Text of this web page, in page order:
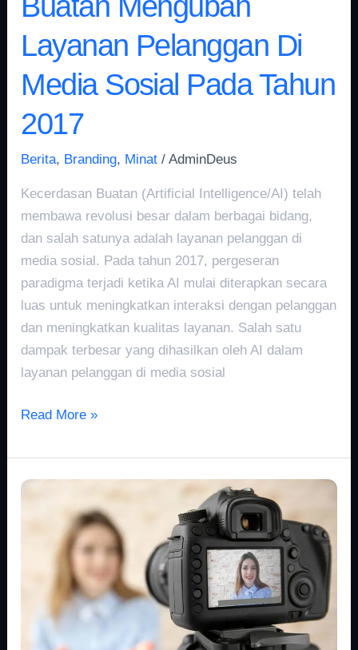
Layanan Pelanggan Di
Media Sosial Pada Tahun
2017
Berita, Branding, Minat /AdminDeus
Kecerdasan Buatan (Artificial Intelligence/AI) telah
membawa revolusi besar dalam berbagai bidang,
dan salah satunya adalah layanan pelanggan di
media sosial. Pada tahun 2017, pergeseran
paradigma terjadi ketika AI mulai diterapkan secara
luas untuk meningkatkan interaksi dengan pelanggan
dan meningkatkan kualitas layanan. Salah satu
dampak terbesar yang dihasilkan oleh AI dalam
layanan pelanggan di media sosial
Read More »
Fenomena
Vlogging
Berbagi
Mempengaruhi
Media